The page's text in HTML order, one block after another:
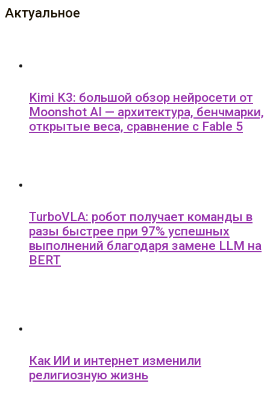
Актуальное
Kimi K3: большой обзор нейросети от
Moonshot AI — архитектура, бенчмарки,
открытые веса, сравнение с Fable 5
TurboVLA: робот получает команды в
разы быстрее при 97% успешных
выполнений благодаря замене LLM на
BERT
Как ИИ и интернет изменили
религиозную жизнь